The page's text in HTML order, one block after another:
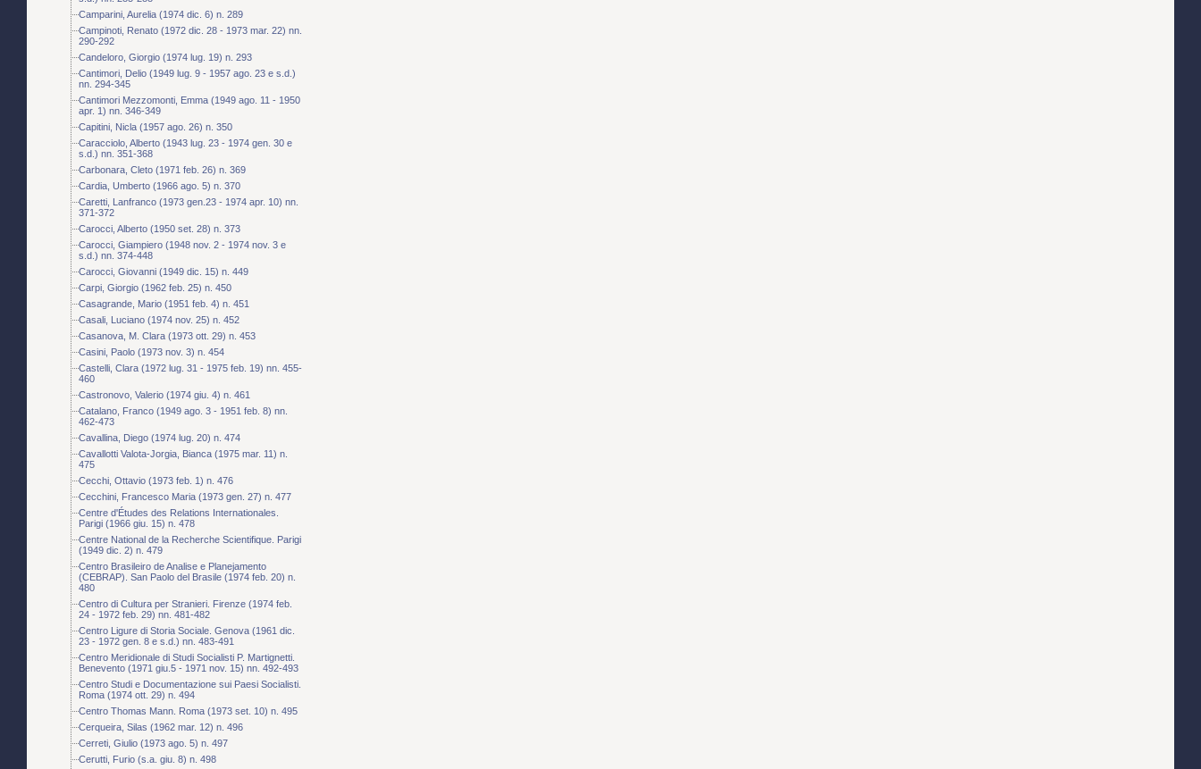
Camparini, Aurelia (1974 dic. 6) n. 289
Campinoti, Renato (1972 dic. 28 - 1973 mar. 22) nn.
290-292
Candeloro, Giorgio (1974 lug. 19) n. 293
Cantimori, Delio (1949 lug. 9 - 1957 ago. 23 e s.d.)
nn. 294-345
Cantimori Mezzomonti, Emma (1949 ago. 11 - 1950
apr. 1) nn. 346-349
Capitini, Nicla (1957 ago. 26) n. 350
Caracciolo, Alberto (1943 lug. 23 - 1974 gen. 30 e
s.d.) nn. 351-368
Carbonara, Cleto (1971 feb. 26) n. 369
Cardia, Umberto (1966 ago. 5) n. 370
Caretti, Lanfranco (1973 gen.23 - 1974 apr. 10) nn.
371-372
Carocci, Alberto (1950 set. 28) n. 373
Carocci, Giampiero (1948 nov. 2 - 1974 nov. 3 e
s.d.) nn. 374-448
Carocci, Giovanni (1949 dic. 15) n. 449
Carpi, Giorgio (1962 feb. 25) n. 450
Casagrande, Mario (1951 feb. 4) n. 451
Casali, Luciano (1974 nov. 25) n. 452
Casanova, M. Clara (1973 ott. 29) n. 453
Casini, Paolo (1973 nov. 3) n. 454
Castelli, Clara (1972 lug. 31 - 1975 feb. 19) nn. 455-
460
Castronovo, Valerio (1974 giu. 4) n. 461
Catalano, Franco (1949 ago. 3 - 1951 feb. 8) nn.
462-473
Cavallina, Diego (1974 lug. 20) n. 474
Cavallotti Valota-Jorgia, Bianca (1975 mar. 11) n.
475
Cecchi, Ottavio (1973 feb. 1) n. 476
Cecchini, Francesco Maria (1973 gen. 27) n. 477
Centre d'Études des Relations Internationales.
Parigi (1966 giu. 15) n. 478
Centre National de la Recherche Scientifique. Parigi
(1949 dic. 2) n. 479
Centro Brasileiro de Analise e Planejamento
(CEBRAP). San Paolo del Brasile (1974 feb. 20) n.
480
Centro di Cultura per Stranieri. Firenze (1974 feb.
24 - 1972 feb. 29) nn. 481-482
Centro Ligure di Storia Sociale. Genova (1961 dic.
23 - 1972 gen. 8 e s.d.) nn. 483-491
Centro Meridionale di Studi Socialisti P. Martignetti.
Benevento (1971 giu.5 - 1971 nov. 15) nn. 492-493
Centro Studi e Documentazione sui Paesi Socialisti.
Roma (1974 ott. 29) n. 494
Centro Thomas Mann. Roma (1973 set. 10) n. 495
Cerqueira, Silas (1962 mar. 12) n. 496
Cerreti, Giulio (1973 ago. 5) n. 497
Cerutti, Furio (s.a. giu. 8) n. 498